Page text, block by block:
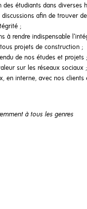
étudiants dans diverses
afin de trouver
;
à rendre indispensable
projets de construction ;
de nos études et projets ;
sur les réseaux sociaux ;
en interne, avec nos clients
à tous les genres